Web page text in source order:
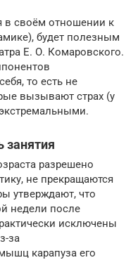
в своём отношении к
будет полезным
Е. О. Комаровского.
то есть не
вызывают страх (у
занятия
разрешено
не прекращаются
утверждают, что
недели после
исключены
за
карапуза его